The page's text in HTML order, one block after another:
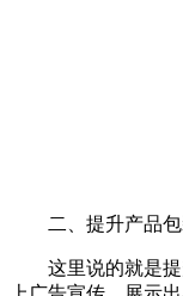
二、提升产品包
这里说的就是提升